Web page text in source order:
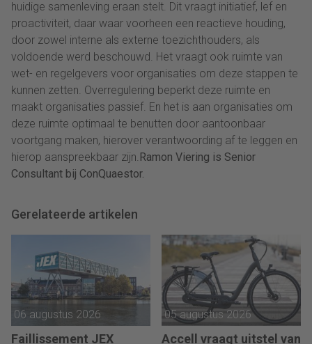
huidige samenleving eraan stelt. Dit vraagt initiatief, lef en
proactiviteit, daar waar voorheen een reactieve houding,
door zowel interne als externe toezichthouders, als
voldoende werd beschouwd. Het vraagt ook ruimte van
wet- en regelgevers voor organisaties om deze stappen te
kunnen zetten. Overregulering beperkt deze ruimte en
maakt organisaties passief. En het is aan organisaties om
deze ruimte optimaal te benutten door aantoonbaar
voortgang maken, hierover verantwoording af te leggen en
hierop aanspreekbaar zijn. Ramon Viering is Senior
Consultant bij ConQuaestor.
Gerelateerde artikelen
06 augustus 2026
Faillissement JEX
05 augustus 2026
Accell vraagt uitstel van